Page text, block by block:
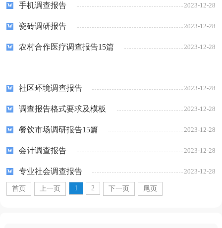
手机调查报告 2023-12-28
瓷砖调研报告 2023-12-28
农村合作医疗调查报告15篇 2023-12-28
社区环境调查报告 2023-12-28
调查报告格式要求及模板 2023-12-28
餐饮市场调研报告15篇 2023-12-28
会计调查报告 2023-12-28
专业社会调查报告 2023-12-28
首页 上一页 1 2 下一页 尾页